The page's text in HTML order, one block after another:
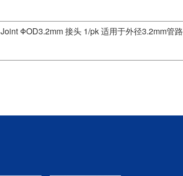
Joint ΦOD3.2mm 接头 1/pk 适用于外径3.2mm管路